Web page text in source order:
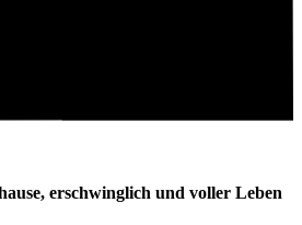
erschwinglich und voller Leben